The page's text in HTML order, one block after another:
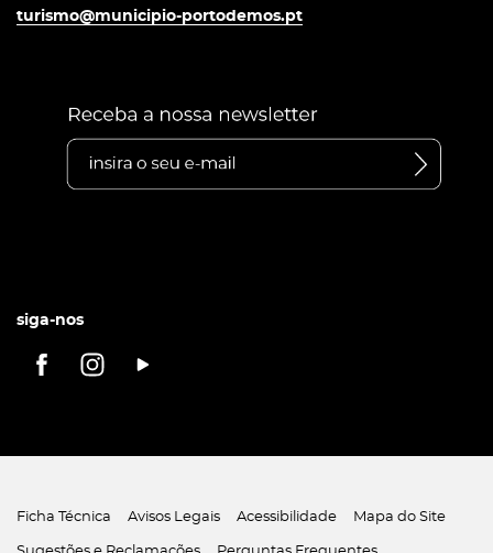
turismo@municipio-portodemos.pt
siga-nos
Ficha Técnica Avisos Legais Acessibilidade Mapa do Site